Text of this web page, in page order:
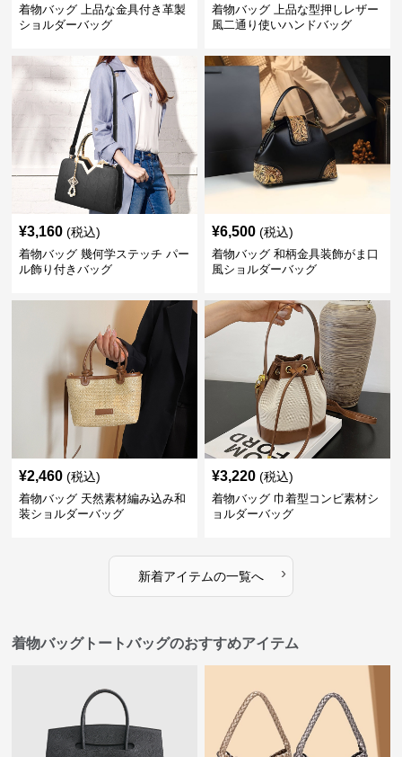
着物バッグ 上品な金具付き革製
ショルダーバッグ
着物バッグ 上品な型押しレザー
風二通り使いハンドバッグ
¥3,160 (税込)
着物バッグ 幾何学ステッチ パー
ル飾り付きバッグ
¥6,500 (税込)
着物バッグ 和柄金具装飾がま口
風ショルダーバッグ
¥2,460 (税込)
着物バッグ 天然素材編み込み和
装ショルダーバッグ
¥3,220 (税込)
着物バッグ 巾着型コンビ素材シ
ョルダーバッグ
新着アイテムの一覧へ ›
着物バッグトートバッグのおすすめアイテム